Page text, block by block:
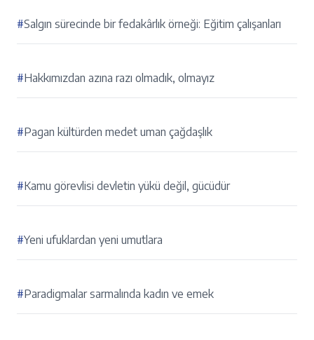
#Salgın sürecinde bir fedakârlık örneği: Eğitim çalışanları
#Hakkımızdan azına razı olmadık, olmayız
#Pagan kültürden medet uman çağdaşlık
#Kamu görevlisi devletin yükü değil, gücüdür
#Yeni ufuklardan yeni umutlara
#Paradigmalar sarmalında kadın ve emek